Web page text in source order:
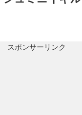
スポンサーリンク